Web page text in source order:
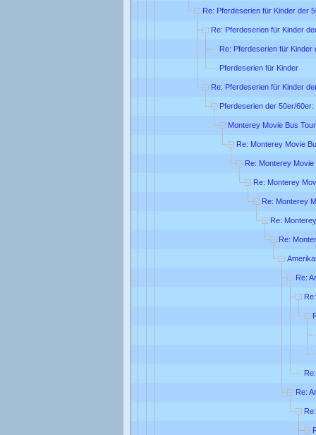
Re: Pferdeserien für Kinder der
Re: Pferdeserien für Kinder
Re: Pferdeserien für
Pferdeserien für Kinder
Re: Pferdeserien für Kinder
Pferdeserien der 50er/60er:
Monterey Movie Bus Tour
Re: Monterey Movie
Re: Monterey Movie
Re: Monterey
Re: Monterey
Re:
Re:
Re:
Re: